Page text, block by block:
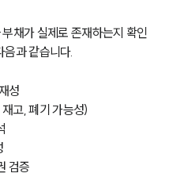
채가 실제로 존재하는지 확인
과 같습니다.
성
고, 폐기 가능성)
검증